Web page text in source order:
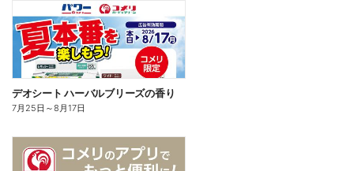
デオシート ハーバルブリーズの香り
7月25日 ～8月17日